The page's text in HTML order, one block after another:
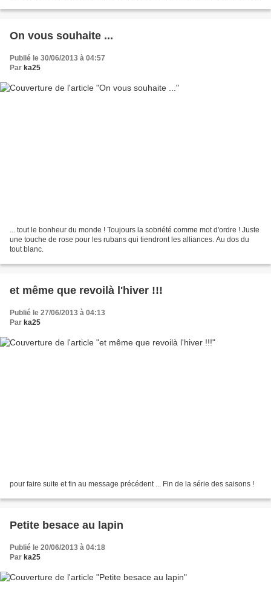
On vous souhaite ...
Publié le 30/06/2013 à 04:57
Par ka25
... tout le bonheur du monde ! Toujours la sobriété comme mot d'ordre ! Juste
une touche de rose pour les rubans qui tiendront les alliances. Au dos du
tout blanc.
et même que revoilà l'hiver !!!
Publié le 27/06/2013 à 04:13
Par ka25
pour faire suite et fin au message précédent ... Fin de la série des saisons !
Petite besace au lapin
Publié le 20/06/2013 à 04:18
Par ka25